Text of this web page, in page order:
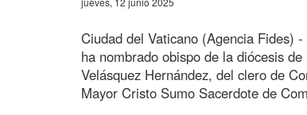
Ciudad del Vaticano (Agencia Fides)
ha nombrado obispo de la diócesis
Velásquez Hernández, del clero de
Mayor Cristo Sumo Sacerdote de